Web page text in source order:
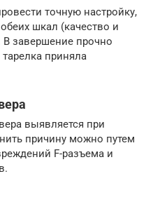
точную настройку,
шкал (качество и
В завершение прочно
приняла
выявляется при
причину можно путем
F-разъема и